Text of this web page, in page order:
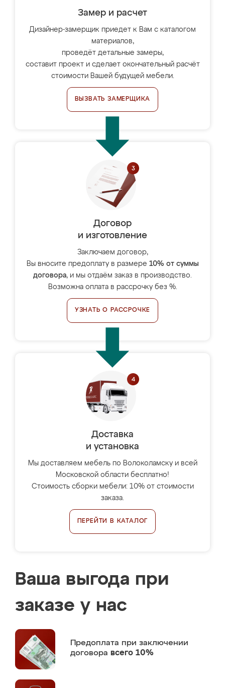
Замер и расчет
Дизайнер-замерщик приедет к Вам с каталогом
материалов,
проведёт детальные замеры,
составит проект и сделает окончательный расчёт
стоимости Вашей будущей мебели.
ВЫЗВАТЬ ЗАМЕРЩИКА
Договор
и изготовление
Заключаем договор,
Вы вносите предоплату в размере 10% от суммы
договора, и мы отдаём заказ в производство.
Возможна оплата в рассрочку без %.
УЗНАТЬ О РАССРОЧКЕ
Доставка
и установка
Мы доставляем мебель по Волоколамску и всей
Московской области бесплатно!
Стоимость сборки мебели: 10% от стоимости
заказа.
ПЕРЕЙТИ В КАТАЛОГ
Ваша выгода при
заказе у нас
Предоплата при заключении
договора всего 10%